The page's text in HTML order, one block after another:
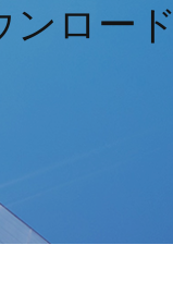
ンロード